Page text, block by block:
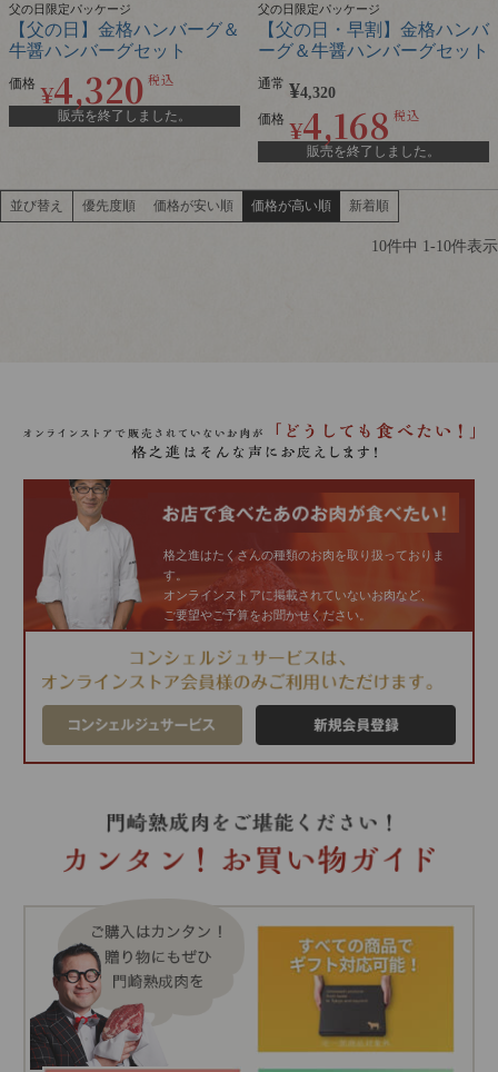
父の日限定パッケージ
【父の日】金格ハンバーグ＆
牛醤ハンバーグセット
価格 ¥4,320 税込
販売を終了しました。
父の日限定パッケージ
【父の日・早割】金格ハンバ
ーグ＆牛醤ハンバーグセット
通常 ¥4,320
価格 ¥4,168 税込
販売を終了しました。
並び替え 優先度順 価格が安い順 価格が高い順 新着順
10件中 1-10件表示
格之進はたくさんの種類のお肉を取り扱っておりま
す。
オンラインストアに掲載されていないお肉など、
ご要望やご予算をお聞かせください。